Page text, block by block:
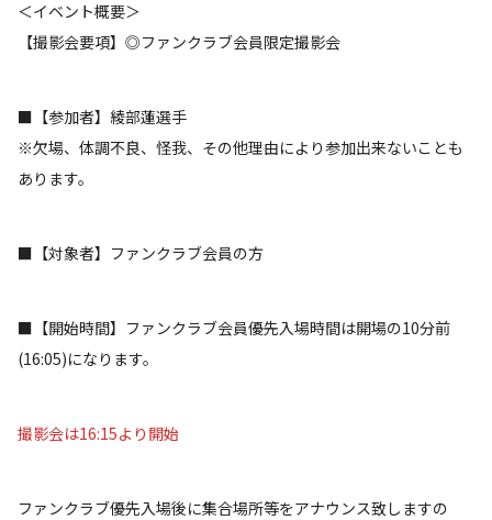
＜イベント概要＞
【撮影会要項】◎ファンクラブ会員限定撮影会
■【参加者】綾部蓮選手
※欠場、体調不良、怪我、その他理由により参加出来ないことも
あります。
■【対象者】ファンクラブ会員の方
■【開始時間】ファンクラブ会員優先入場時間は開場の10分前
(16:05)になります。
撮影会は16:15より開始
ファンクラブ優先入場後に集合場所等をアナウンス致しますの